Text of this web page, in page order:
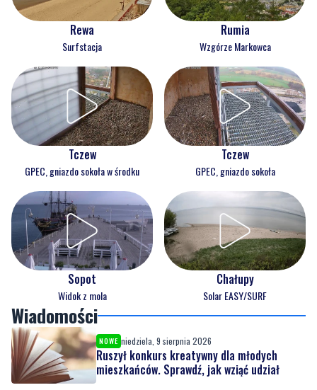
Rewa
Surfstacja
Rumia
Wzgórze Markowca
Tczew
GPEC, gniazdo sokoła w środku
Tczew
GPEC, gniazdo sokoła
Sopot
Widok z mola
Chałupy
Solar EASY/SURF
Wiadomości
NOWE niedziela, 9 sierpnia 2026
Ruszył konkurs kreatywny dla młodych
mieszkańców. Sprawdź, jak wziąć udział